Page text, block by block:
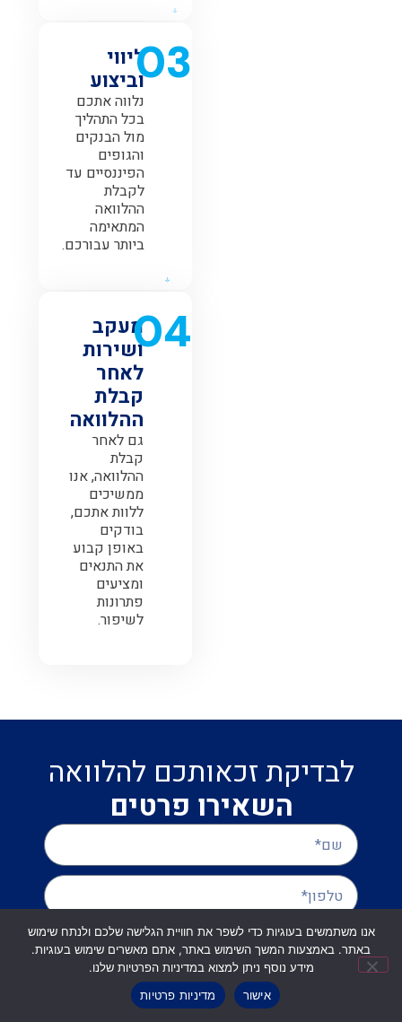
03ליווי
וביצוע
נלווה אתכם
בכל התהליך
מול הבנקים
והגופים
הפיננסיים עד
לקבלת
ההלוואה
המתאימה
ביותר עבורכם.
04מעקב
ושירות
לאחר
קבלת
ההלוואה
גם לאחר
קבלת
ההלוואה, אנו
ממשיכים
ללוות אתכם,
בודקים
באופן קבוע
את התנאים
ומציעים
פתרונות
לשיפור.
לבדיקת זכאותכם להלוואה
השאירו פרטים
שליחה
אנו משתמשים בעוגיות כדי לשפר את חוויית הגלישה שלכם ולנתח שימוש
באתר. באמצעות המשך השימוש באתר, אתם מאשרים שימוש בעוגיות.
מידע נוסף ניתן למצוא במדיניות הפרטיות שלנו.
אישור
מדיניות פרטיות